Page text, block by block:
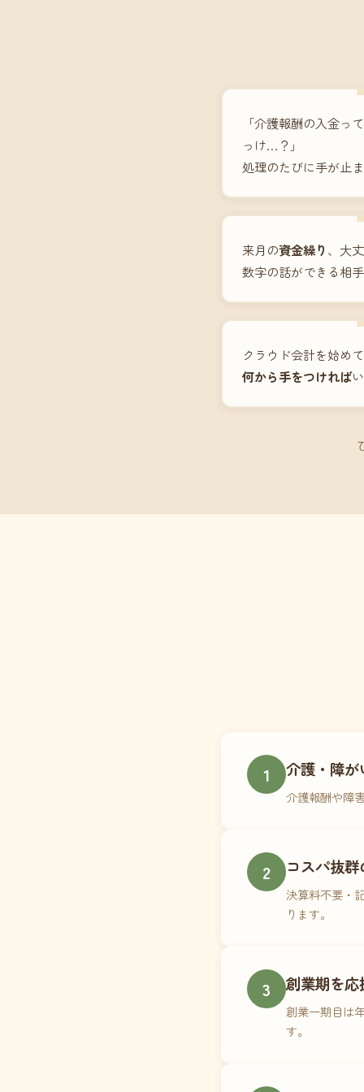
「介護報酬の入金っ
っけ…？」
処理のたびに手が止
来月の資金繰り 、大
数字の話ができる相
クラウド会計を始め
何から手をつければ
1 介護・障
介護報酬や障
2 コスパ抜
決算料不要・
ります。
3 創業期を応
創業一期目は
す。